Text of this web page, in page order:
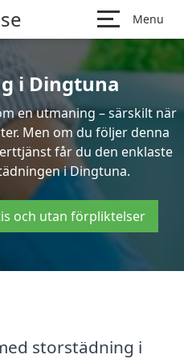
Menu
i Dingtuna
en utmaning – särskilt när
Men om du följer denna
får du den enklaste
i Dingtuna.
och utan förpliktelser
storstädning i